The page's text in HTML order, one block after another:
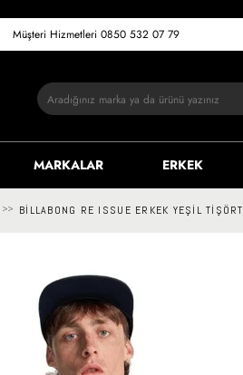
Müşteri Hizmetleri 0850 532 07 79
MARKALAR ERKEK
>> BILLABONG RE ISSUE ERKEK YEŞIL TIŞÖRT